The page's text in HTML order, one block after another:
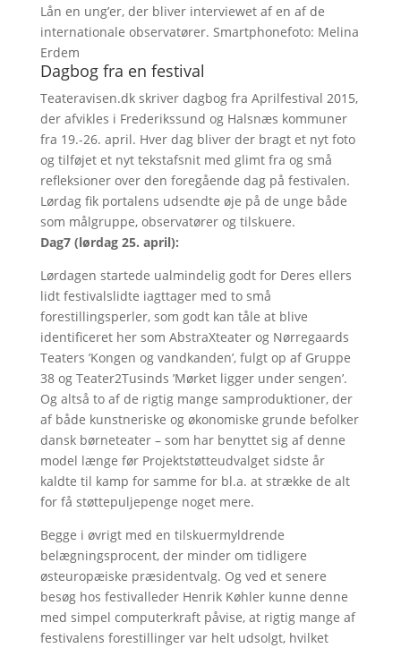
Lån en ung’er, der bliver interviewet af en af de
internationale observatører. Smartphonefoto: Melina
Erdem
Dagbog fra en festival
Teateravisen.dk skriver dagbog fra Aprilfestival 2015,
der afvikles i Frederikssund og Halsnæs kommuner
fra 19.-26. april. Hver dag bliver der bragt et nyt foto
og tilføjet et nyt tekstafsnit med glimt fra og små
refleksioner over den foregående dag på festivalen.
Lørdag fik portalens udsendte øje på de unge både
som målgruppe, observatører og tilskuere.
Dag7 (lørdag 25. april):
Lørdagen startede ualmindelig godt for Deres ellers
lidt festivalslidte iagttager med to små
forestillingsperler, som godt kan tåle at blive
identificeret her som AbstraXteater og Nørregaards
Teaters ’Kongen og vandkanden’, fulgt op af Gruppe
38 og Teater2Tusinds ’Mørket ligger under sengen’.
Og altså to af de rigtig mange samproduktioner, der
af både kunstneriske og økonomiske grunde befolker
dansk børneteater – som har benyttet sig af denne
model længe før Projektstøtteudvalget sidste år
kaldte til kamp for samme for bl.a. at strække de alt
for få støttepuljepenge noget mere.
Begge i øvrigt med en tilskuermyldrende
belægningsprocent, der minder om tidligere
østeuropæiske præsidentvalg. Og ved et senere
besøg hos festivalleder Henrik Køhler kunne denne
med simpel computerkraft påvise, at rigtig mange af
festivalens forestillinger var helt udsolgt, hvilket